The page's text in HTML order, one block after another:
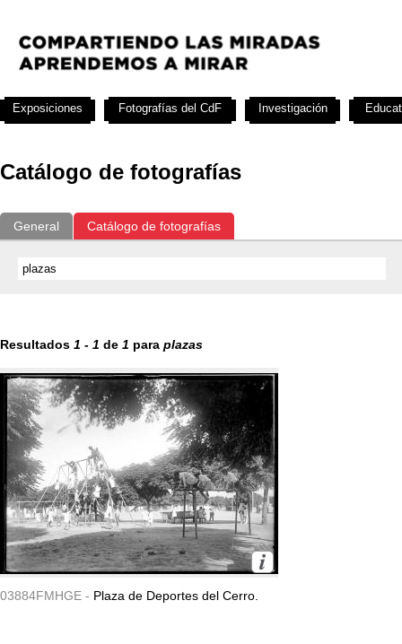
Catálogo de fotografías
General Catálogo de fotografías
Resultados 1 - 1 de 1 para plazas
03884FMHGE - Plaza de Deportes del Cerro.
Exposiciones Fotografías del CdF Investigación